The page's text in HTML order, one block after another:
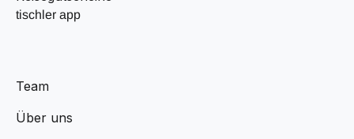
tischler app
Team
Über uns